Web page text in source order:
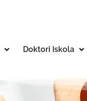
Doktori Iskola